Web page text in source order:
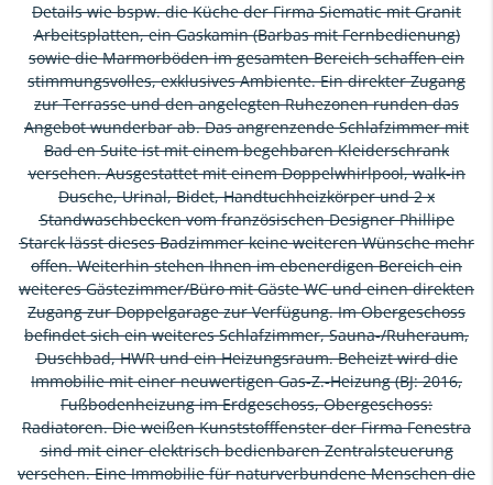
Details wie bspw. die Küche der Firma Siematic mit Granit
Arbeitsplatten, ein Gaskamin (Barbas mit Fernbedienung)
sowie die Marmorböden im gesamten Bereich schaffen ein
stimmungsvolles, exklusives Ambiente. Ein direkter Zugang
zur Terrasse und den angelegten Ruhezonen runden das
Angebot wunderbar ab. Das angrenzende Schlafzimmer mit
Bad en Suite ist mit einem begehbaren Kleiderschrank
versehen. Ausgestattet mit einem Doppelwhirlpool, walk-in
Dusche, Urinal, Bidet, Handtuchheizkörper und 2 x
Standwaschbecken vom französischen Designer Phillipe
Starck lässt dieses Badzimmer keine weiteren Wünsche mehr
offen. Weiterhin stehen Ihnen im ebenerdigen Bereich ein
weiteres Gästezimmer/Büro mit Gäste WC und einen direkten
Zugang zur Doppelgarage zur Verfügung. Im Obergeschoss
befindet sich ein weiteres Schlafzimmer, Sauna-/Ruheraum,
Duschbad, HWR und ein Heizungsraum. Beheizt wird die
Immobilie mit einer neuwertigen Gas-Z.-Heizung (BJ: 2016,
Fußbodenheizung im Erdgeschoss, Obergeschoss:
Radiatoren. Die weißen Kunststofffenster der Firma Fenestra
sind mit einer elektrisch bedienbaren Zentralsteuerung
versehen. Eine Immobilie für naturverbundene Menschen die